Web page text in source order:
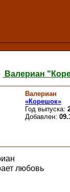
Валериан
Валериан
«Корешок»
Год выпуска:
Добавлен:
любовь